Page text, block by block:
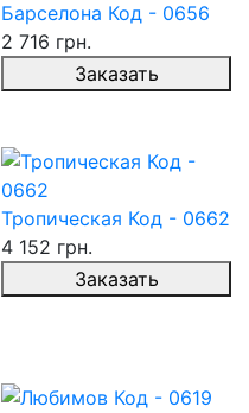
Барселона Код - 0656
2 716 грн.
Заказать
Тропическая Код - 0662
4 152 грн.
Заказать